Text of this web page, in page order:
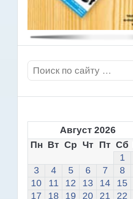
Август 2026
Пн Вт Ср Чт Пт Сб
1
3
4 5 6 7 8
10
11 12 13 14 15
17
18 19 20 21 22